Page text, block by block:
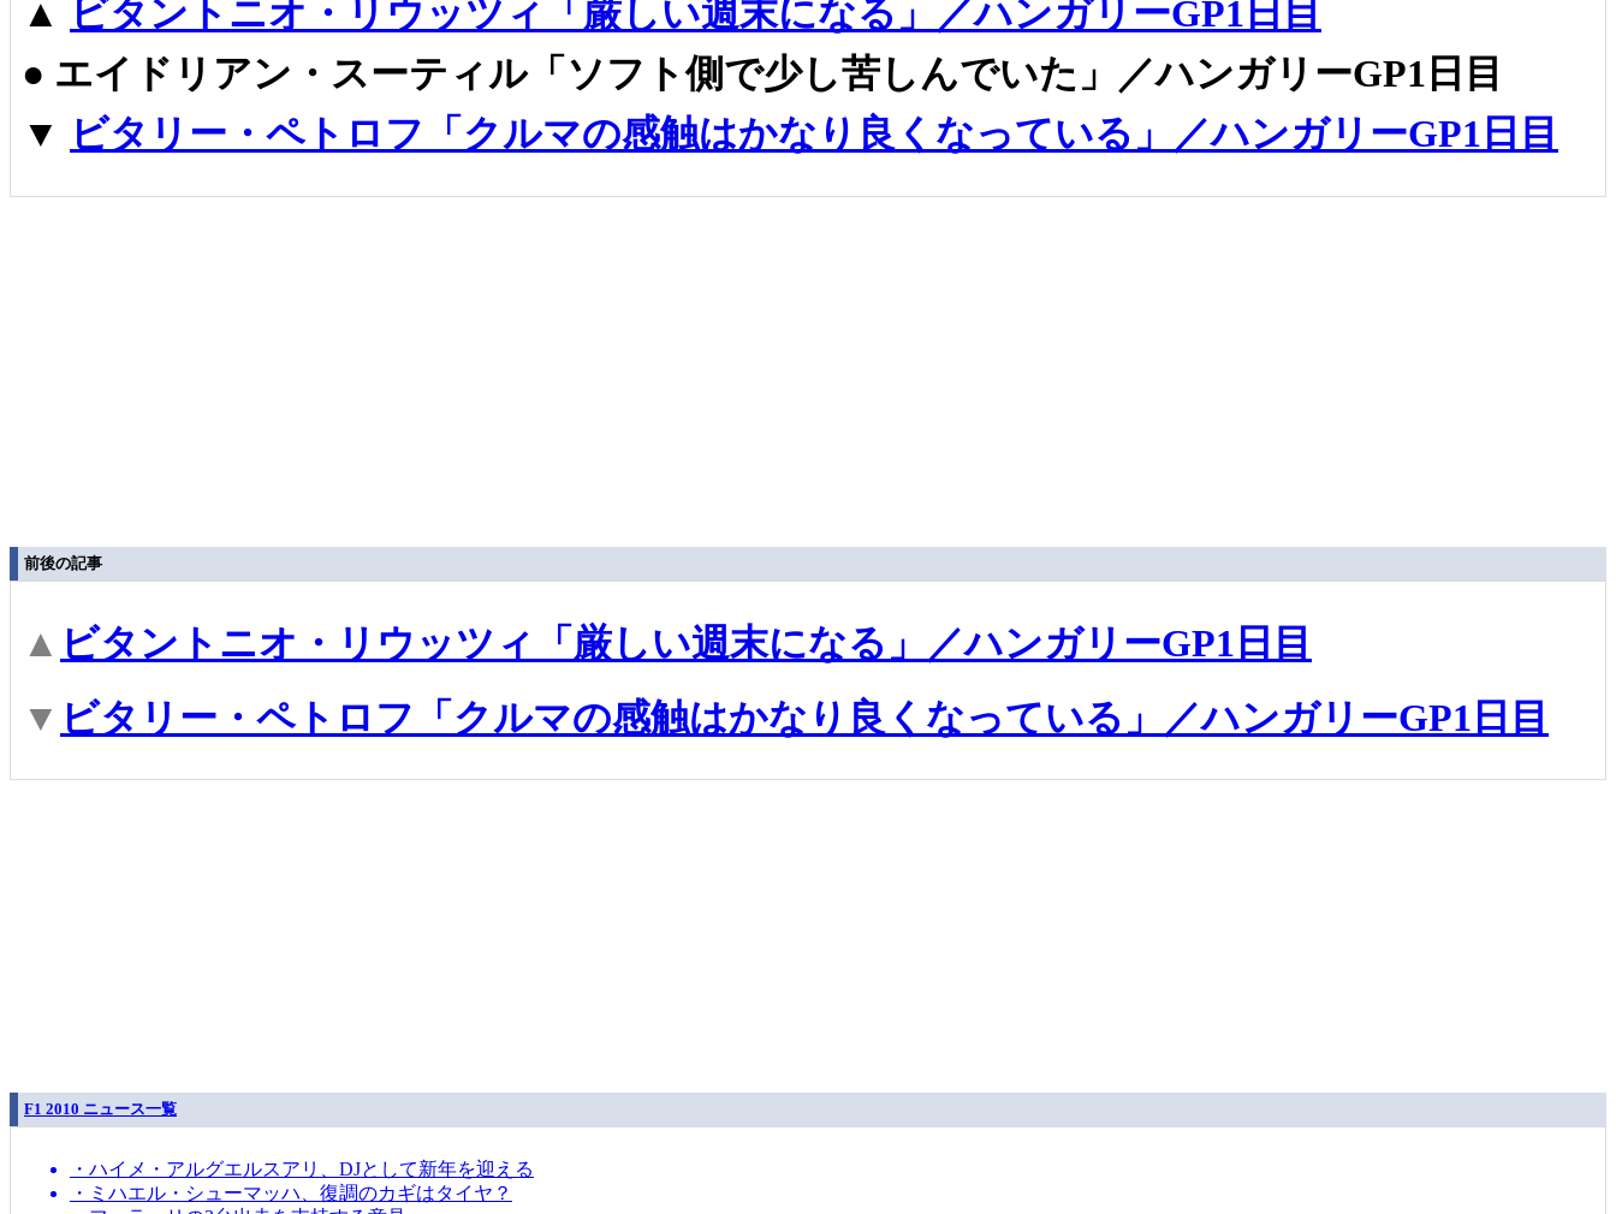
▲ ビタントニオ・リウッツィ「厳しい週末になる」／ハンガリーGP1日目
● エイドリアン・スーティル「ソフト側で少し苦しんでいた」／ハンガリーGP1日目
▼ ビタリー・ペトロフ「クルマの感触はかなり良くなっている」／ハンガリーGP1日目
前後の記事
▲ ビタントニオ・リウッツィ「厳しい週末になる」／ハンガリーGP1日目
▼ ビタリー・ペトロフ「クルマの感触はかなり良くなっている」／ハンガリーGP1日目
F1 2010 ニュース一覧
・ハイメ・アルグエルスアリ、DJとして新年を迎える
・ミハエル・シューマッハ、復調のカギはタイヤ？